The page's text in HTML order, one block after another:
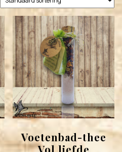
Voetenbad-thee
Vol liefde